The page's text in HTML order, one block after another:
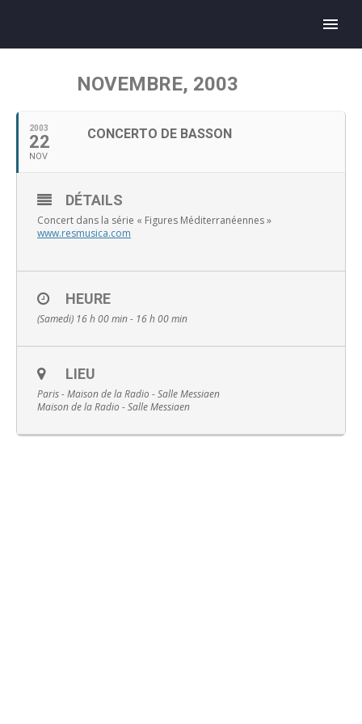
NOVEMBRE, 2003
2003
22
NOV
CONCERTO DE BASSON
DÉTAILS
Concert dans la série « Figures Méditerranéennes »
www.resmusica.com
HEURE
(Samedi) 16 h 00 min - 16 h 00 min
LIEU
Paris - Maison de la Radio - Salle Messiaen
Maison de la Radio - Salle Messiaen